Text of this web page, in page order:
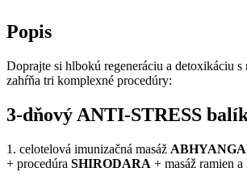
a
zlepšenie
Popis
Doprajte si hlbokú regeneráciu a detoxikáciu
zahŕňa tri komplexné procedúry:
3-dňový ANTI-STRESS
1. celotelová imunizačná masáž
+ procedúra SHIRODARA + masáž ramien